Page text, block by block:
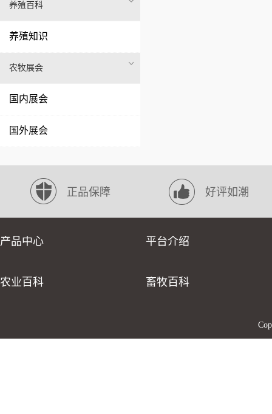
养殖百科
养殖知识
农牧展会
国内展会
国外展会
正品保障 好评如潮
产品中心 平台介绍
农业百科 畜牧百科